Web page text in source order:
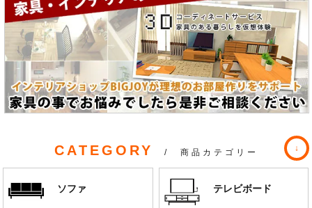
CATEGORY / 商品カテゴリー
ソファ テレビボード